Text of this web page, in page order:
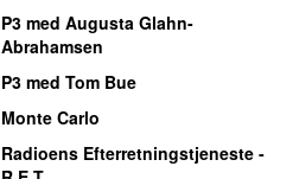
P3 med Augusta Glahn-
Abrahamsen
P3 med Tom Bue
Monte Carlo
Radioens Efterretningstjeneste -